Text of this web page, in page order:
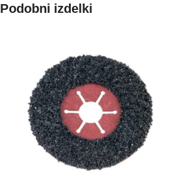
Podobni izdelki